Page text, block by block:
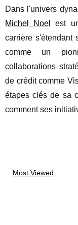
Dans l'univers
Michel Noel
est
carrière s'étendant
comme un
collaborations
de crédit comme
étapes clés de sa
comment ses
Most Viewed